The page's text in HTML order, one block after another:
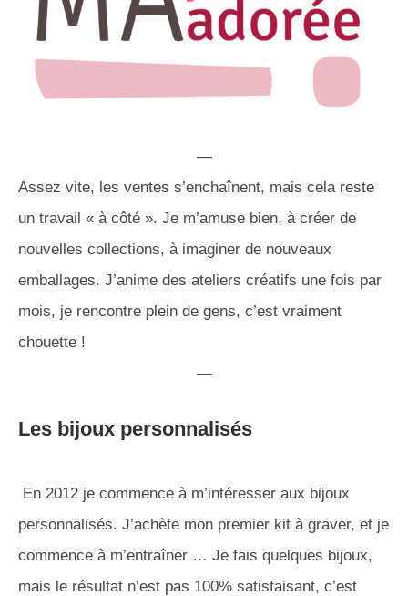
—
Assez vite, les ventes s’enchaînent, mais cela reste
un travail « à côté ». Je m’amuse bien, à créer de
nouvelles collections, à imaginer de nouveaux
emballages. J’anime des ateliers créatifs une fois par
mois, je rencontre plein de gens, c’est vraiment
chouette !
—
Les bijoux personnalisés
En 2012 je commence à m’intéresser aux bijoux
personnalisés. J’achète mon premier kit à graver, et je
commence à m’entraîner … Je fais quelques bijoux,
mais le résultat n’est pas 100% satisfaisant, c’est